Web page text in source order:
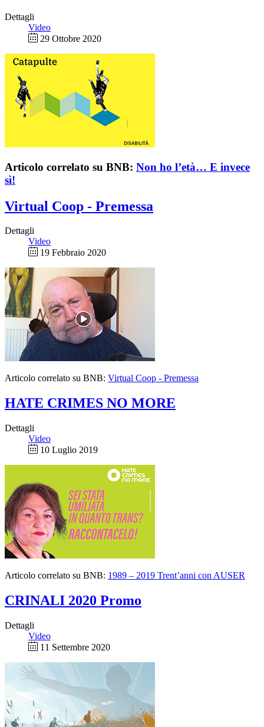
Dettagli
Video
29 Ottobre 2020
Articolo correlato su BNB: Non ho l’età… E invece
sì!
Virtual Coop - Premessa
Dettagli
Video
19 Febbraio 2020
Articolo correlato su BNB: Virtual Coop - Premessa
HATE CRIMES NO MORE
Dettagli
Video
10 Luglio 2019
Articolo correlato su BNB: 1989 – 2019 Trent’anni con AUSER
CRINALI 2020 Promo
Dettagli
Video
11 Settembre 2020